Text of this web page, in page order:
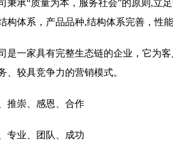
秉承“质量为本，服务社会”的原则,立
构体系，产品品种,结构体系完善，性能
是一家具有完整生态链的企业，它为
、较具竞争力的营销模式。
推崇、感恩、合作
专业、团队、成功